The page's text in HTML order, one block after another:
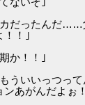
だったんだ……
！｣
か！！｣
ういいっつっ
あがんだよぉ